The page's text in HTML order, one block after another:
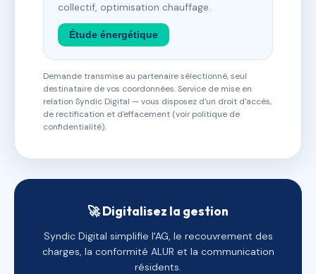
collectif, optimisation chauffage.
Étude énergétique
Demande transmise au partenaire sélectionné, seul
destinataire de vos coordonnées. Service de mise en
relation Syndic Digital — vous disposez d'un droit d'accès,
de rectification et d'effacement (voir politique de
confidentialité).
🚀 Digitalisez la gestion
Syndic Digital simplifie l'AG, le recouvrement des
charges, la conformité ALUR et la communication
résidents.